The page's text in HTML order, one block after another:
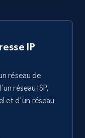
IP
réseau de
réseau ISP,
et d'un réseau